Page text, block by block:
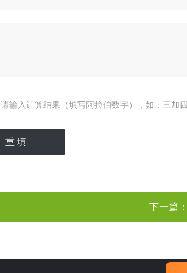
请输入计算结果（填写阿拉伯数字），如：三加
下一篇：